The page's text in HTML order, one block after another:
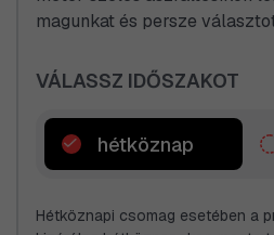
magunkat és persze
VÁLASSZ IDŐSZAKOT
hétköznap
Hétköznapi csomag esetében a